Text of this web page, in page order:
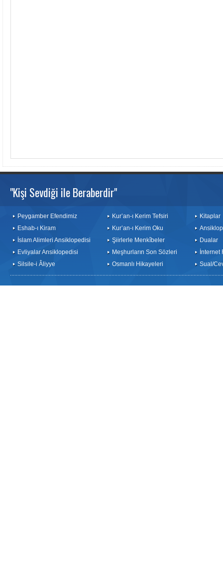
"Kişi Sevdiği ile Beraberdir"
Peygamber Efendimiz
Eshab-ı Kiram
İslam Alimleri Ansiklopedisi
Evliyalar Ansiklopedisi
Silsile-i Âliyye
Kur’an-ı Kerim Tefsiri
Kur’an-ı Kerim Oku
Şiirlerle Menkîbeler
Meşhurların Son Sözleri
Osmanlı Hikayeleri
Kitaplar
Dualar
İnternet
Sual/